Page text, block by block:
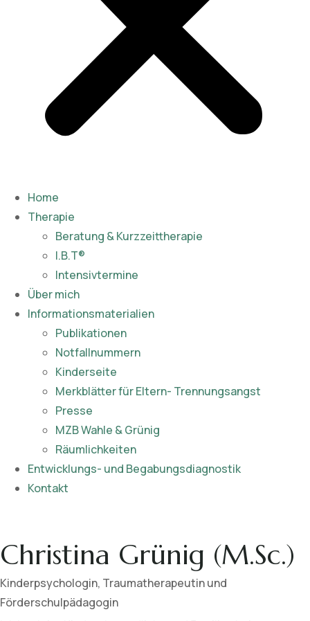
Home
Therapie
Beratung & Kurzzeittherapie
I.B.T®
Intensivtermine
Über mich
Informationsmaterialien
Publikationen​
Notfallnummern
Kinderseite
Merkblätter für Eltern- Trennungsangst
Presse
MZB Wahle & Grünig
Räumlichkeiten
Entwicklungs- und Begabungsdiagnostik
Kontakt
Christina Grünig (M.Sc.)
Kinderpsychologin, Traumatherapeutin und
Förderschulpädagogin